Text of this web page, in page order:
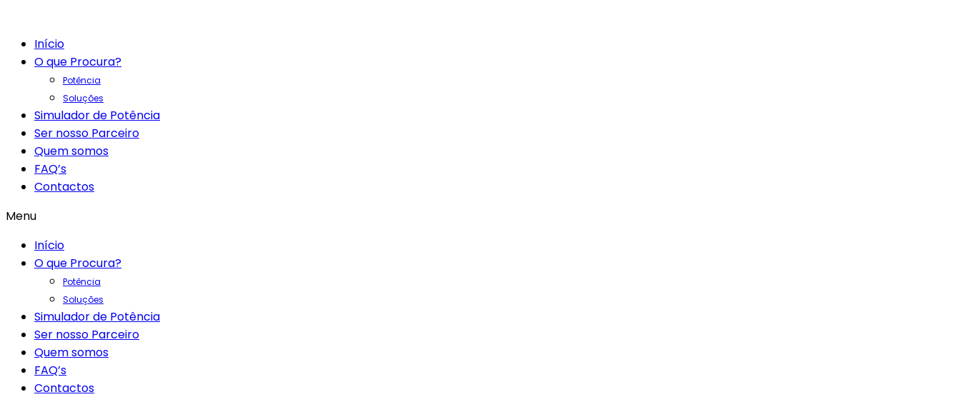
Início
O que Procura?
Potência
Soluções
Simulador de Potência
Ser nosso Parceiro
Quem somos
FAQ’s
Contactos
Menu
Início
O que Procura?
Potência
Soluções
Simulador de Potência
Ser nosso Parceiro
Quem somos
FAQ’s
Contactos